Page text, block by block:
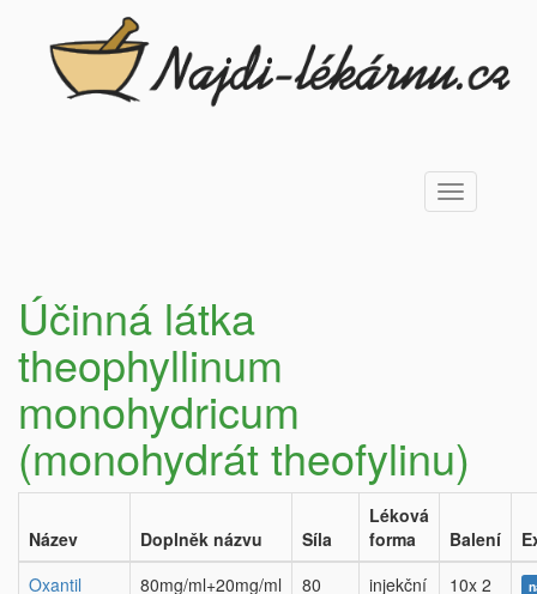
Toggle
navigation
Účinná látka
theophyllinum
monohydricum
(monohydrát theofylinu)
Název Doplněk názvu Síla
Léková
forma
Balení
Oxantil
80mg/ml+20mg/ml
80
injekční
10x 2